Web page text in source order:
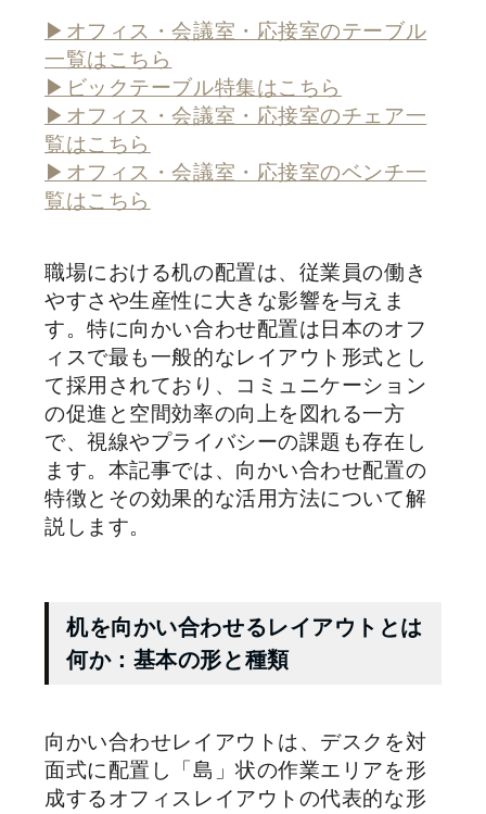
▶オフィス・会議室・応接室のテーブル
一覧はこちら
▶ビックテーブル特集はこちら
▶オフィス・会議室・応接室のチェア一
覧はこちら
▶オフィス・会議室・応接室のベンチ一
覧はこちら
職場における机の配置は、従業員の働き
やすさや生産性に大きな影響を与えま
す。特に向かい合わせ配置は日本のオフ
ィスで最も一般的なレイアウト形式とし
て採用されており、コミュニケーション
の促進と空間効率の向上を図れる一方
で、視線やプライバシーの課題も存在し
ます。本記事では、向かい合わせ配置の
特徴とその効果的な活用方法について解
説します。
机を向かい合わせるレイアウトとは
何か：基本の形と種類
向かい合わせレイアウトは、デスクを対
面式に配置し「島」状の作業エリアを形
成するオフィスレイアウトの代表的な形